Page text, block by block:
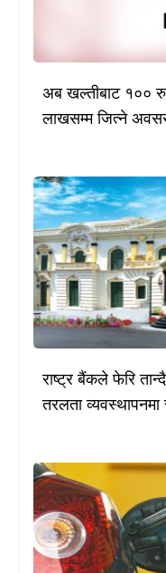
अब खल्तीबाट १००
लाखसम्म जित्ने
राष्ट्र बैंकले फेरि
तरलता